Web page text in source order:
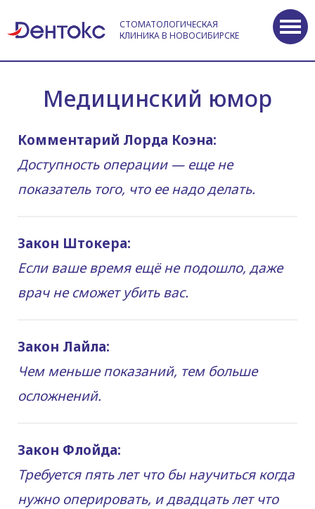
СТОМАТОЛОГИЧЕСКАЯ
КЛИНИКА В НОВОСИБИРСКЕ
Медицинский юмор
Комментарий Лорда Коэна:
Доступность операции — еще не
показатель того, что ее надо делать.
Закон Штокера:
Если ваше время ещё не подошло, даже
врач не сможет убить вас.
Закон Лайла:
Чем меньше показаний, тем больше
осложнений.
Закон Флойда:
Требуется пять лет что бы научиться когда
нужно оперировать, и двадцать лет что